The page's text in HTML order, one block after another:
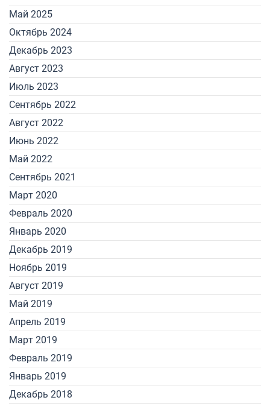
Май 2025
Октябрь 2024
Декабрь 2023
Август 2023
Июль 2023
Сентябрь 2022
Август 2022
Июнь 2022
Май 2022
Сентябрь 2021
Март 2020
Февраль 2020
Январь 2020
Декабрь 2019
Ноябрь 2019
Август 2019
Май 2019
Апрель 2019
Март 2019
Февраль 2019
Январь 2019
Декабрь 2018